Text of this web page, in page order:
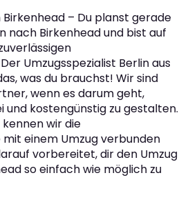
– Du planst gerade
nach Birkenhead und bist auf
Umzugsspezialist Berlin aus
was du brauchst! Wir sind
wenn es darum geht,
und kostengünstig zu gestalten.
wir die
einem Umzug verbunden
vorbereitet, dir den Umzug
so einfach wie möglich zu